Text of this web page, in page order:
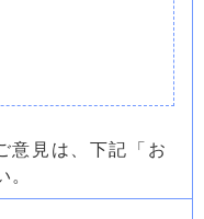
意見は、下記「お
。